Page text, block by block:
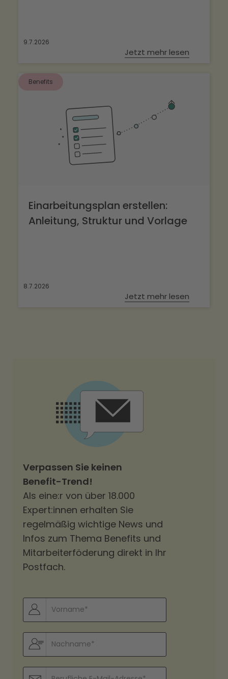
9.7.2026
Jetzt mehr lesen
Benefits
Einarbeitungsplan erstellen:
Anleitung, Struktur und Vorlage
8.7.2026
Jetzt mehr lesen
Verpassen Sie keinen
Benefit-Trend!
Als eine:r von über 18.000
Expert:innen erhalten Sie
regelmäßig wichtige News und
Infos zum Thema Benefits und
Mitarbeiterföderung direkt in Ihr
Postfach.